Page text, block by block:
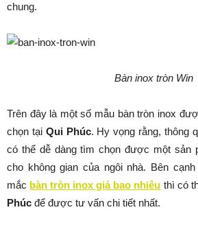
chung.
Bàn inox tròn Win
Trên đây là một số mẫu bàn tròn inox
chọn tại Qui Phúc. Hy vọng rằng, thông
có thể dễ dàng tìm chọn được một sản
cho không gian của ngôi nhà. Bên
mắc bàn tròn inox giá bao nhiêu thì có
Phúc để được tư vấn chi tiết nhất.